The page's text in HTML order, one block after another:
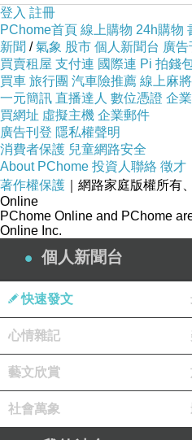
登入 註冊
PChome首頁 線上購物 24h購物
新聞 /氣象 股市 個人新聞台 廣告
買賣租屋 支付連 國際連 Pi 拍錢
買車 旅行團 汽車險推薦 線上麻將
一元簡訊 直播達人 數位憑證 企
買網址 虛擬主機 企業郵件
廣告刊登 隱私權聲明
消費者保護 兒童網路安全
About PChome 投資人聯絡 徵才
著作權保護 ｜網路家庭版權所有
Online
PChome Online and PChome
Online Inc.
個人新聞台
快速發文
心情雜記
藝文欣賞
社會萬象